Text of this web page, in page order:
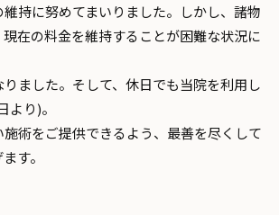
持に努めてまいりました。しかし、諸物
在の料金を維持することが困難な状況に
ました。そして、休日でも当院を利用し
り)。
術をご提供できるよう、最善を尽くして
す。